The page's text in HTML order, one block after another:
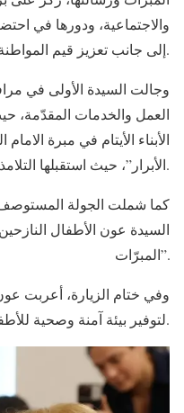
والاجتماعية، ودورها في
إلى جانب تعزيز قيم المواطنة والتكافل الاجتماعي.
وجالت السيدة الأولى في
العمل والخدمات المقدّمة،
الأبناء الأيتام في مبرة
الأبرار”، حيث استقبلها التلامذة بالنشيد الوطني.
كما شملت الجولة
السيدة عون الأطفال
المبرّات”.
وفي ختام الزيارة، أعربت
لتوفير بيئة آمنة وصحية للأطفال والعائلات رغم التحديات.